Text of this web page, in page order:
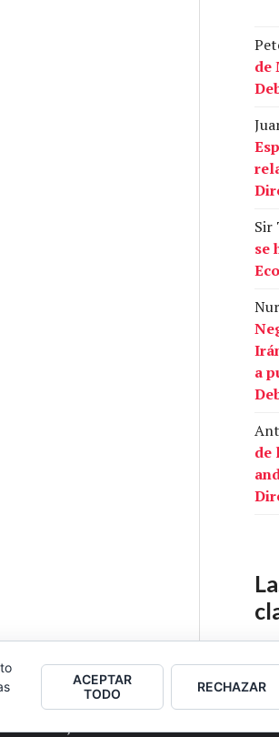
de
Sir
se
a
de
Burbuja
ACEPTAR
TODO
RECHAZAR